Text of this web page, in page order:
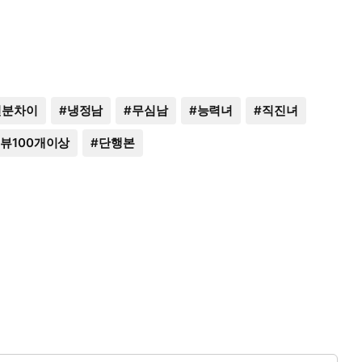
차이 #냉정남 #무심남 #능력녀 #직진녀
100개이상 #단행본